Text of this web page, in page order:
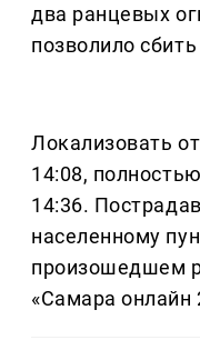
два ранцевых
позволило
Локализовать
14:08,
14:36.
населенному
произошедшем
«Самара онлайн